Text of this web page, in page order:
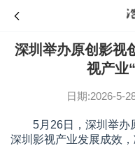
深圳举办原创影视
视产业
日期:2026-5-
5月26日，深圳举办
深圳影视产业发展成效